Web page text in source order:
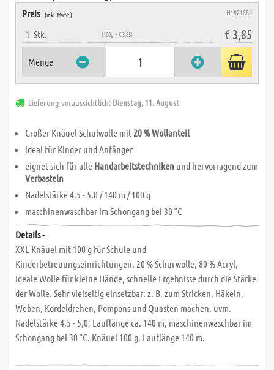
Preis (inkl. MwSt.) N° 921880
1 Stk. (100g = € 3,85) € 3,85
Menge
Lieferung voraussichtlich: Dienstag, 11. August
Großer Knäuel Schulwolle mit20 % Wollanteil
ideal für Kinder und Anfänger
eignet sich für alle Handarbeitstechniken und hervorragend zum
Verbasteln
Nadelstärke 4,5 - 5,0 / 140 m / 100 g
maschinenwaschbar im Schongang bei 30 °C
Details -
XXL Knäuel mit 100 g für Schule und
Kinderbetreuungseinrichtungen. 20 % Schurwolle, 80 % Acryl,
ideale Wolle für kleine Hände, schnelle Ergebnisse durch die Stärke
der Wolle. Sehr vielseitig einsetzbar: z. B. zum Stricken, Häkeln,
Weben, Kordeldrehen, Pompons und Quasten machen, uvm.
Nadelstärke 4,5 - 5,0; Lauflänge ca. 140 m, maschinenwaschbar im
Schongang bei 30 °C. Knäuel 100 g, Lauflänge 140 m.